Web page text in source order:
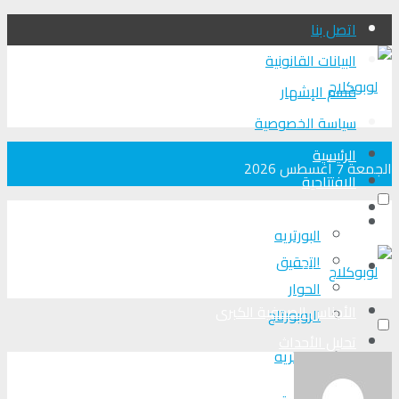
اتصل بنا
البيانات القانونية
قسم الإشهار
سياسة الخصوصية
الجمعة 7 أغسطس 2026الرئيسية
الافتتاحية
البورتريه
التحقیق
الحوار
الروبورتاج
من عين المكان
الرئيسية
الافتتاحية
الأجناس الصحفية الكبرى
البورتريه